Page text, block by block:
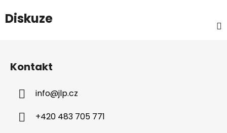
Diskuze
Kontakt
info@jlp.cz
+420 483 705 771